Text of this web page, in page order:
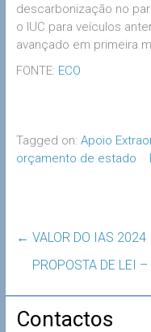
descarbonização no
o IUC para veículos
avançado em primeira
FONTE: ECO
Tagged on: Apoio
orçamento de estado
← VALOR DO IAS 2024
PROPOSTA DE LEI
Contactos